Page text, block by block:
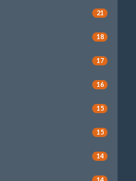
21
18
17
16
15
15
14